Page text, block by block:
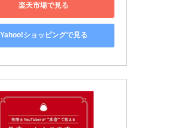
楽天市場で見る
Yahoo!ショッピングで見る